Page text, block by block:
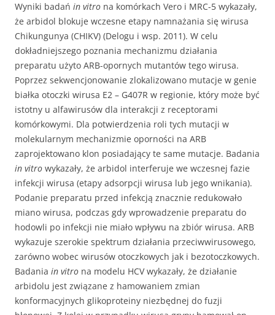
Wyniki badań in vitro na komórkach Vero i MRC-5 wykazały,
że arbidol blokuje wczesne etapy namnażania się wirusa
Chikungunya (CHIKV) (Delogu i wsp. 2011). W celu
dokładniejszego poznania mechanizmu działania
preparatu użyto ARB-opornych mutantów tego wirusa.
Poprzez sekwencjonowanie zlokalizowano mutacje w genie
białka otoczki wirusa E2 – G407R w regionie, który może być
istotny u alfawirusów dla interakcji z receptorami
komórkowymi. Dla potwierdzenia roli tych mutacji w
molekularnym mechanizmie oporności na ARB
zaprojektowano klon posiadający te same mutacje. Badania
in vitro wykazały, że arbidol interferuje we wczesnej fazie
infekcji wirusa (etapy adsorpcji wirusa lub jego wnikania).
Podanie preparatu przed infekcją znacznie redukowało
miano wirusa, podczas gdy wprowadzenie preparatu do
hodowli po infekcji nie miało wpływu na zbiór wirusa. ARB
wykazuje szerokie spektrum działania przeciwwirusowego,
zarówno wobec wirusów otoczkowych jak i bezotoczkowych.
Badania in vitro na modelu HCV wykazały, że działanie
arbidolu jest związane z hamowaniem zmian
konformacyjnych glikoproteiny niezbędnej do fuzji